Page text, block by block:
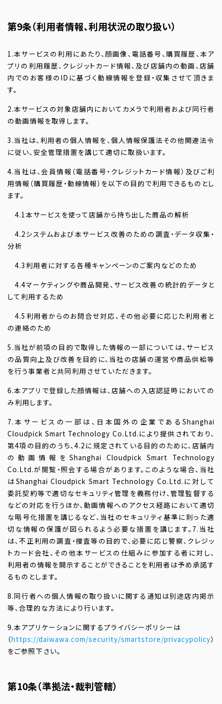
第9条（利用者情報、利用状況の取り扱い）
1.本サービスの利用にあたり、顔画像、電話番号、購買履歴、本ア
プリの利用履歴、クレジットカード情報、及び店舗内の動画、店舗
内でのお客様のIDに基づく動線情報を登録・収集させて頂きま
す。
2.本サービスの対象店舗内においてカメラで利用者および同行者
の動画情報を取得します。
3.当社は、利用者の個人情報を、個人情報保護法その他関連法令
に従い、安全管理措置を講じて適切に取扱います。
4.当社は、会員情報（電話番号・クレジットカード情報）及びご利
用情報（購買履歴・動線情報）を以下の目的で利用できるものとし
ます。
4.1本サービスを使って店舗から持ち出した商品の解析
4.2システムおよび本サービス改善のための調査・データ収集・
分析
4.3利用者に対する各種キャンペーンのご案内などのため
4.4マーケティングや商品開発、サービス改善の統計的データと
して利用するため
4.5利用者からのお問合せ対応、その他必要に応じた利用者と
の連絡のため
5.当社が前項の目的で取得した情報の一部については、サービス
の品質向上及び改善を目的に、当社の店舗の運営や商品供給等
を行う事業者と共同利用させていただきます。
6.本アプリで登録した顔情報は、店舗への入店認証時においての
み利用します。
7.本サービスの一部は、日本国外の企業であるShanghai
Cloudpick Smart Technology Co.Ltd.により提供されており、
第4項の目的のうち、4.2に規定されている目的のために、店舗内
の動画情報をShanghai Cloudpick Smart Technology
Co.Ltd.が閲覧・照会する場合があります。このような場合、当社
はShanghai Cloudpick Smart Technology Co.Ltd.に対して
委託契約等で適切なセキュリティ管理を義務付け、管理監督する
などの対応を行うほか、動画情報へのアクセス経路において適切
な暗号化措置を講じるなど、当社のセキュリティ基準に則った適
切な情報の保護が図られるよう必要な措置を講じます。7.当社
は、不正利用の調査・捜査等の目的で、必要に応じ警察、クレジッ
トカード会社、その他本サービスの仕組みに参加する者に対し、
利用者の情報を開示することができることを利用者は予め承諾す
るものとします。
8.同行者への個人情報の取り扱いに関する通知は別途店内掲示
等、合理的な方法により行います。
9.本アプリケーションに関するプライバシーポリシーは
（https://daiwawa.com/security/smartstore/privacypolicy）
をご参照下さい。
第10条（準拠法・裁判管轄）